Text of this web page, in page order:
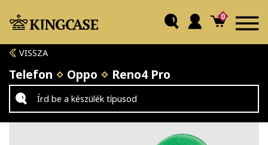
0
VISSZA
Telefon Oppo Reno4 Pro